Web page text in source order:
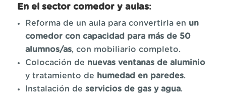
En el sector comedor y aulas:
Reforma de un aula para convertirla en un
comedor con capacidad para más de 50
alumnos/as, con mobiliario completo.
Colocación de nuevas ventanas de aluminio
y tratamiento de humedad en paredes.
Instalación de servicios de gas y agua.